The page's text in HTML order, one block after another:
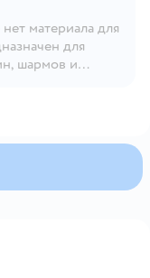
вопрос
материала для
для
шармов и